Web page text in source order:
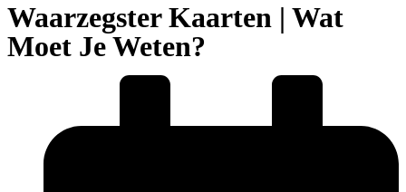
Waarzegster Kaarten | Wat
Moet Je Weten?